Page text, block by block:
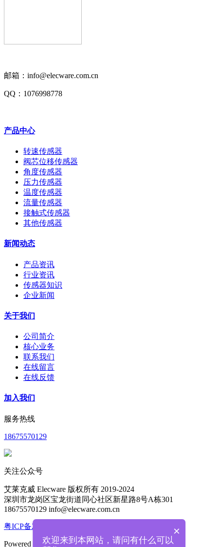
邮箱：info@elecware.com.cn
QQ：1076998778
产品中心
转速传感器
阀芯位移传感器
角度传感器
压力传感器
温度传感器
流量传感器
接触式传感器
其他传感器
新闻动态
产品资讯
行业资讯
传感器知识
企业新闻
关于我们
公司简介
核心业务
联系我们
在线留言
在线反馈
加入我们
服务热线
18675570129
关注公众号
艾莱克威 Elecware 版权所有 2019-2024
深圳市龙岗区宝龙街道同心社区新星路8号A栋301
18675570129 info@elecware.com.cn
粤ICP备2024201855号
Powered byMetInfo 8.1©2008-2026mituo.cn
×
欢迎来到本网站，请问有什么可以